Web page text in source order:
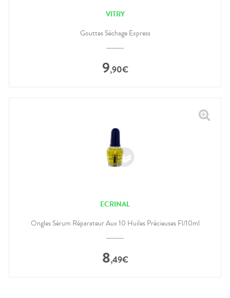
VITRY
Gouttes Séchage Express
9,90€
ECRINAL
Ongles Sérum Réparateur Aux 10 Huiles Précieuses Fl/10ml
8,49€